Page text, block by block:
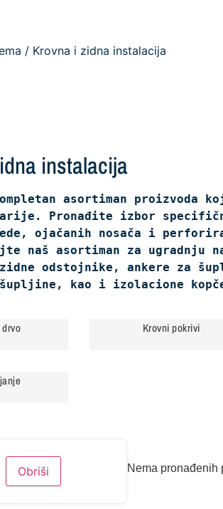
/ Krovna i zidna instalacija
instalacija
kompletan asortiman proizvoda
Pronađite izbor
ojačanih nosača i
naš asortiman za ugradnju
odstojnike, ankere za
kao i izolacione
Krovni pokrivi
Obriši Nema pronađenih